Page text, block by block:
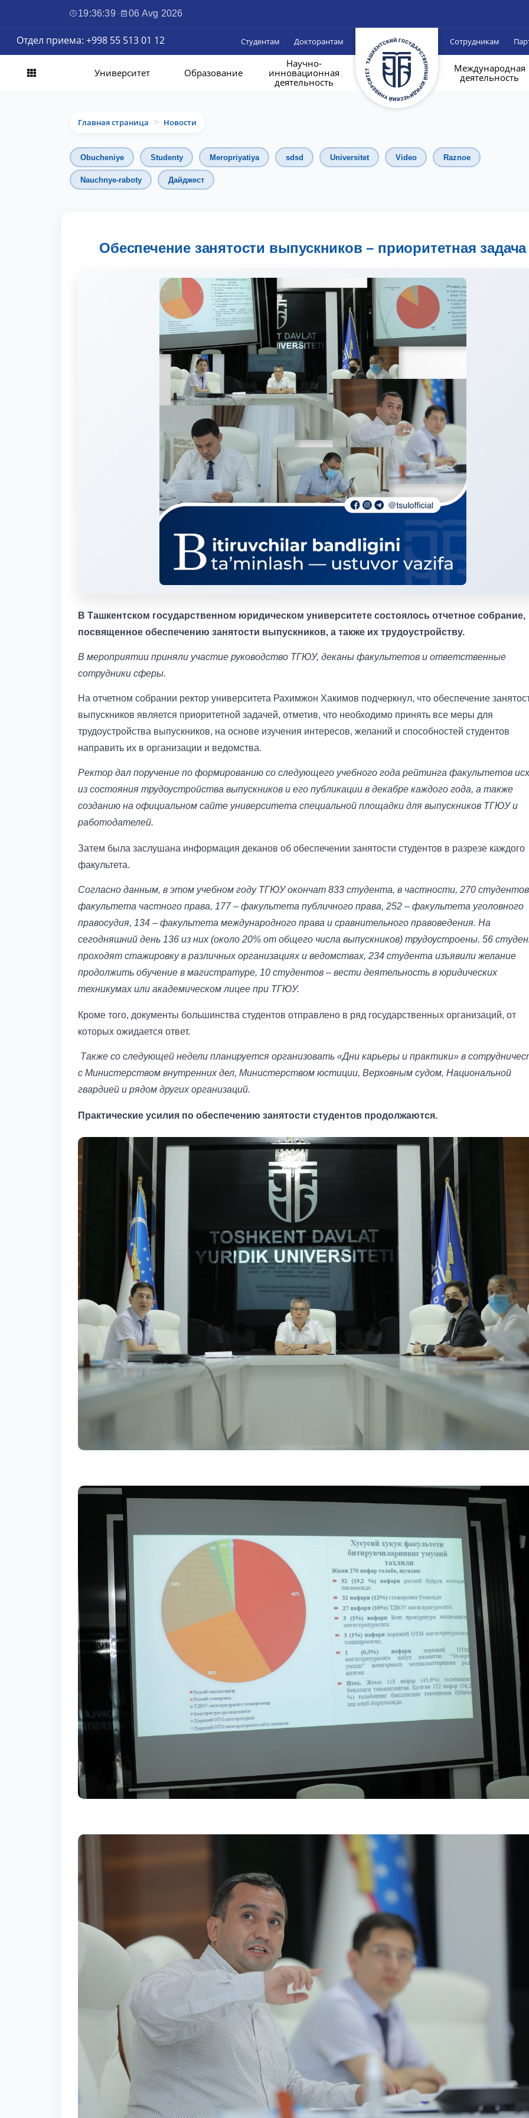
19:36:41 · 06 Avg 2026
Отдел приема: +998 55 513 01 12 Студентам Докторантам Сотрудникам
Университет Образование
Научно-
инновационная
деятельность
Международная
деятельность
Главная страница > Новости
Obucheniye Studenty Meropriyatiya sdsd Universitet Video Raznoe
Nauchnye-raboty Дайджест
Обеспечение занятости выпускников – приоритетная задача
В Ташкентском государственном юридическом университете состоялось отчетное собрание,
посвященное обеспечению занятости выпускников, а также их трудоустройству.
В мероприятии приняли участие руководство ТГЮУ, деканы факультетов и ответственные
сотрудники сферы.
На отчетном собрании ректор университета Рахимжон Хакимов подчеркнул, что обеспечение
выпускников является приоритетной задачей, отметив, что необходимо принять все меры для
трудоустройства выпускников, на основе изучения интересов, желаний и способностей студентов
направить их в организации и ведомства.
Ректор дал поручение по формированию со следующего учебного года рейтинга факультетов
из состояния трудоустройства выпускников и его публикации в декабре каждого года, а также
созданию на официальном сайте университета специальной площадки для выпускников ТГЮУ и
работодателей.
Затем была заслушана информация деканов об обеспечении занятости студентов в разрезе каждого
факультета.
Согласно данным, в этом учебном году ТГЮУ окончат 833 студента, в частности, 270 студентов
факультета частного права, 177 – факультета публичного права, 252 – факультета уголовного
правосудия, 134 – факультета международного права и сравнительного правоведения. На
сегодняшний день 136 из них (около 20% от общего числа выпускников) трудоустроены. 56
проходят стажировку в различных организациях и ведомствах, 234 студента изъявили желание
продолжить обучение в магистратуре, 10 студентов – вести деятельность в юридических
техникумах или академическом лицее при ТГЮУ.
Кроме того, документы большинства студентов отправлено в ряд государственных организаций, от
которых ожидается ответ.
Также со следующей недели планируется организовать «Дни карьеры и практики» в
с Министерством внутренних дел, Министерством юстиции, Верховным судом, Национальной
гвардией и рядом других организаций.
Практические усилия по обеспечению занятости студентов продолжаются.